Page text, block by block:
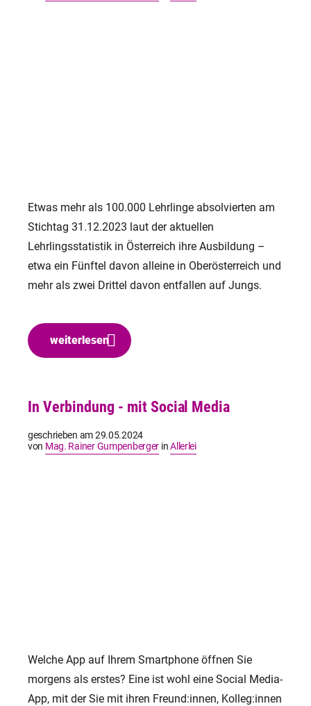
Etwas mehr als 100.000 Lehrlinge absolvierten am
Stichtag 31.12.2023 laut der aktuellen
Lehrlingsstatistik in Österreich ihre Ausbildung –
etwa ein Fünftel davon alleine in Oberösterreich und
mehr als zwei Drittel davon entfallen auf Jungs.
weiterlesen
In Verbindung - mit Social Media
geschrieben am29.05.2024
von Mag. Rainer Gumpenberger inAllerlei
Welche App auf Ihrem Smartphone öffnen Sie
morgens als erstes? Eine ist wohl eine Social Media-
App, mit der Sie mit ihren Freund:innen, Kolleg:innen